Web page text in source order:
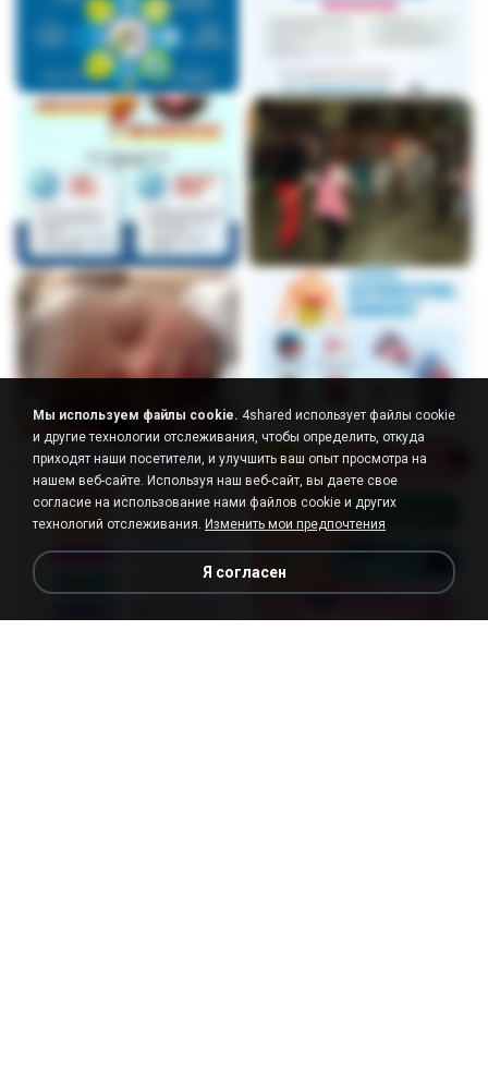
Мы используем файлы cookie. 4shared использует файлы cookie
и другие технологии отслеживания, чтобы определить, откуда
приходят наши посетители, и улучшить ваш опыт просмотра на
нашем веб-сайте. Используя наш веб-сайт, вы даете свое
согласие на использование нами файлов cookie и других
технологий отслеживания. Изменить мои предпочтения
Я согласен